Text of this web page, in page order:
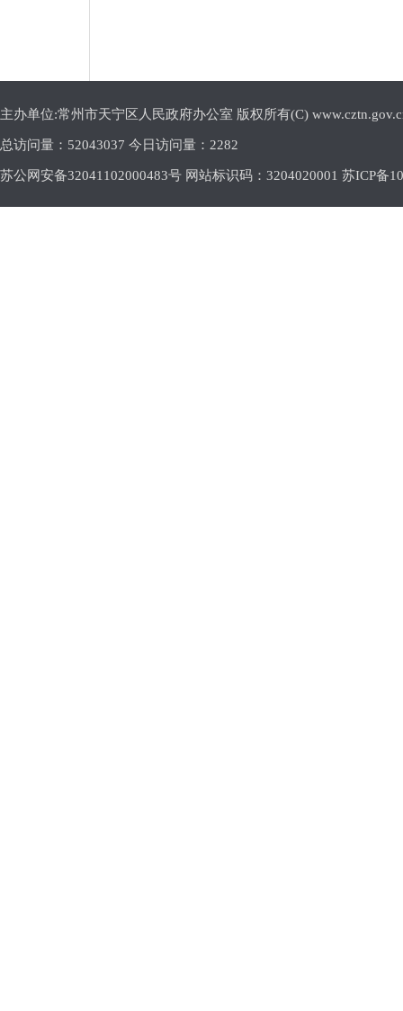
主办单位:常州市天宁区人民政府办公室 版权所有(C)
总访问量： 52043037 今日访问量： 2282
苏公网安备32041102000483号 网站标识码：3204020001 苏ICP备